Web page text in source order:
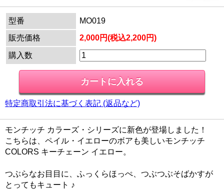
型番
MO019
販売価格
2,000円(税込2,200円)
購入数
特定商取引法に基づく表記 (返品など)
モンチッチ カラーズ・シリーズに新色が登場しました！
こちらは、ペイル・イエローのボアも美しいモンチッチ
COLORS キーチェーン イエロー。
つぶらなお目目に、ふっくらほっぺ、つぶつぶそばかすが
とってもキュート ♪